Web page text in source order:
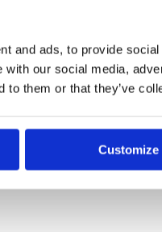
and ads, to provide
with our social media,
to them or that they’ve
Customize
den Ozean